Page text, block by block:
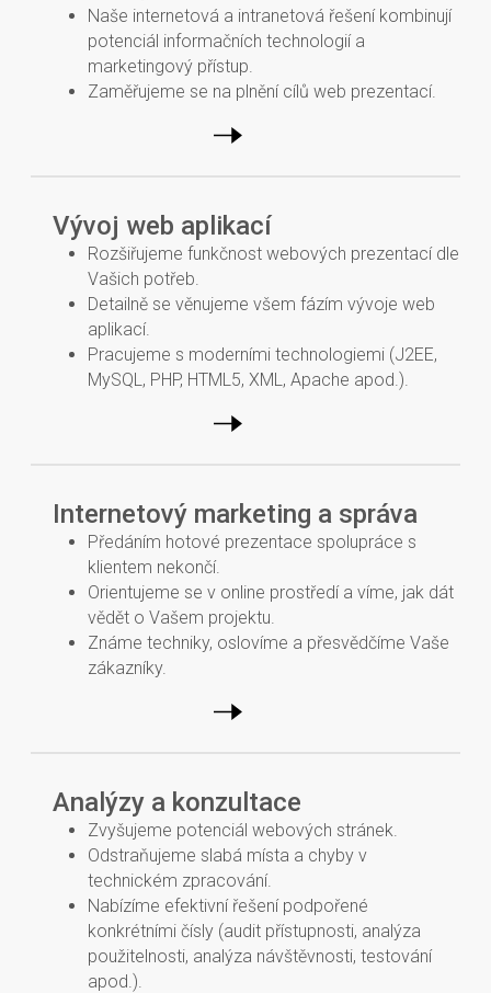
Naše internetová a intranetová řešení kombinují
potenciál informačních technologií a
marketingový přístup.
Zaměřujeme se na plnění cílů web prezentací.
Vývoj web aplikací
Rozšiřujeme funkčnost webových prezentací dle
Vašich potřeb.
Detailně se věnujeme všem fázím vývoje web
aplikací.
Pracujeme s moderními technologiemi (J2EE,
MySQL, PHP, HTML5, XML, Apache apod.).
Internetový marketing a správa
Předáním hotové prezentace spolupráce s
klientem nekončí.
Orientujeme se v online prostředí a víme, jak dát
vědět o Vašem projektu.
Známe techniky, oslovíme a přesvědčíme Vaše
zákazníky.
Analýzy a konzultace
Zvyšujeme potenciál webových stránek.
Odstraňujeme slabá místa a chyby v
technickém zpracování.
Nabízíme efektivní řešení podpořené
konkrétními čísly (audit přístupnosti, analýza
použitelnosti, analýza návštěvnosti, testování
apod.).